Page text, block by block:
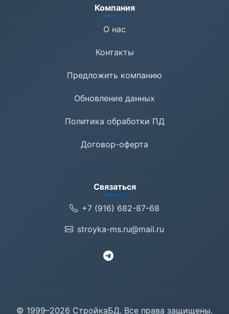
Компания
О нас
Контакты
Предложить компанию
Обновление данных
Политика обработки ПД
Договор-оферта
Связаться
+7 (916) 682-87-68
stroyka-ms.ru@mail.ru
© 1999–2026 СтройкаБД. Все права защищены.